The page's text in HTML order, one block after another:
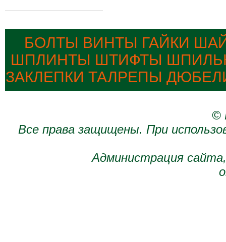
БОЛТЫ ВИНТЫ ГАЙКИ
ШПЛИНТЫ ШТИФТЫ
ЗАКЛЕПКИ ТАЛРЕПЫ
©
Все права защищены. При
Администрация